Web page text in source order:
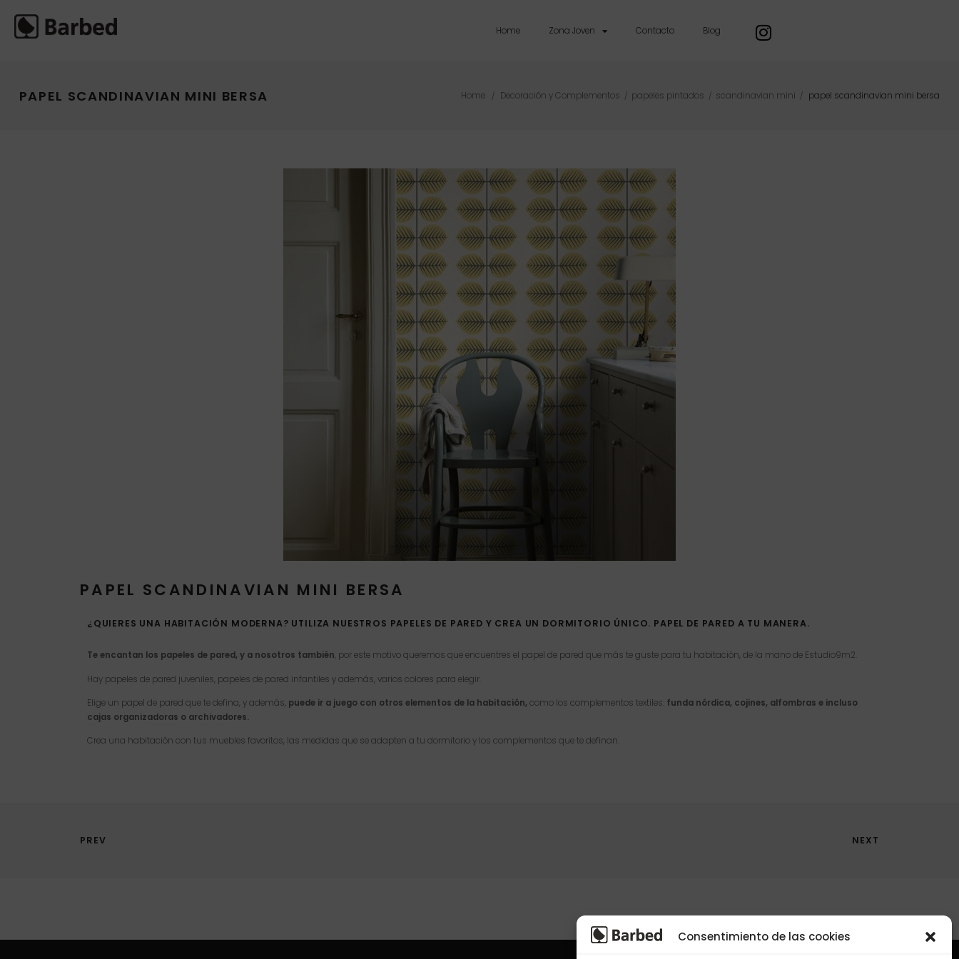
Consentimiento de las cookies
Home Zona Joven Contacto Blog
PAPEL SCANDINAVIAN MINI BERSA Home / Decoración y Complementos / papeles pintados / scandinavian mini / papel scandinavian mini bersa
PAPEL SCANDINAVIAN MINI BERSA
¿QUIERES UNA HABITACIÓN MODERNA? UTILIZA NUESTROS PAPELES DE PARED Y CREA UN DORMITORIO ÚNICO. PAPEL DE PARED A TU MANERA.
Te encantan los papeles de pared, y a nosotros también, por este motivo queremos que encuentres el papel de pared que más te guste para tu habitación, de la mano de Estudio9m2.
Hay papeles de pared juveniles, papeles de pared infantiles y además, varios colores para elegir.
Elige un papel de pared que te defina, y además, puede ir a juego con otros elementos de la habitación, como los complementos textiles: funda nórdica, cojines, alfombras e incluso
cajas organizadoras o archivadores.
Crea una habitación con tus muebles favoritos, las medidas que se adapten a tu dormitorio y los complementos que te definan.
PREV NEXT